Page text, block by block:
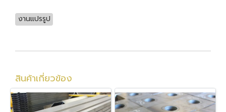
งานแปรรูป
สินค้าเกี่ยวข้อง